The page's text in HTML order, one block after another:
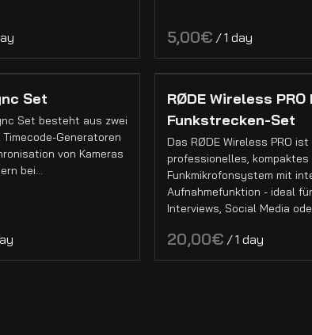
/
Set
Set besteht aus zwei
Generatoren
von Kameras
bei…
RØDE Wireless PRO
Funkstrecken-Set
Das RØDE Wireless PRO ist
professionelles, kompaktes
Funkmikrofonsystem mit
Aufnahmefunktion - ideal
Interviews, Social Media
/